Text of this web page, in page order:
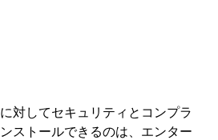
対してセキュリティとコンプラ
ストールできるのは、エンター